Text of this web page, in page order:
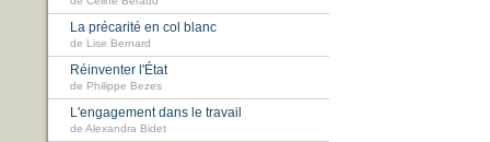
La précarité en col blanc
de Lise Bernard
Réinventer l'État
de Philippe Bezes
L'engagement dans le travail
de Alexandra Bidet